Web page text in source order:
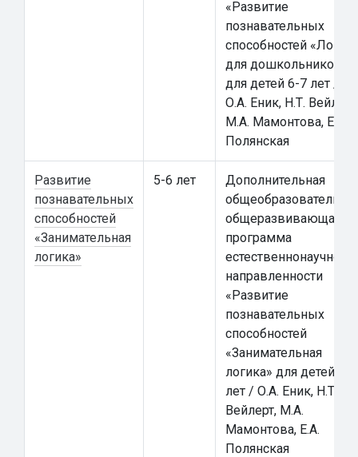
«Развитие
познавательных
способностей
для дошкольников»
для детей 6-7 лет /
О.А. Еник, Н.Т.
М.А. Мамонтова, Е.А.
Полянская
Развитие
познавательных
способностей
«Занимательная
логика»
5-6 лет
Дополнительная
общеразвивающая
программа
естественнонаучной
направленности
«Развитие
познавательных
способностей
«Занимательная
логика» для детей 5-6
лет / О.А. Еник, Н.Т.
Вейлерт, М.А.
Мамонтова, Е.А.
Полянская